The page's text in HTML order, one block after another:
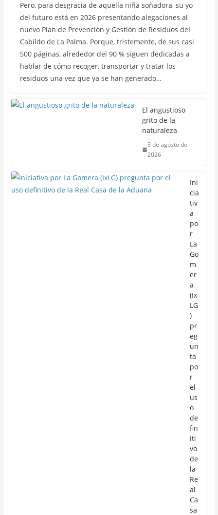
Pero, para desgracia de aquella niña soñadora, su yo
del futuro está en 2026 presentando alegaciones al
nuevo Plan de Prevención y Gestión de Residuos del
Cabildo de La Palma. Porque, tristemente, de sus casi
500 páginas, alrededor del 90 % siguen dedicadas a
hablar de cómo recoger, transportar y tratar los
residuos una vez que ya se han generado…
El angustioso
grito de la
naturaleza
3 de agosto de
2026
Ini
cia
tiv
a
po
r
La
Go
m
er
a
(Ix
LG
)
pr
eg
un
ta
po
r
el
us
o
de
fin
iti
vo
de
la
Re
al
Ca
sa